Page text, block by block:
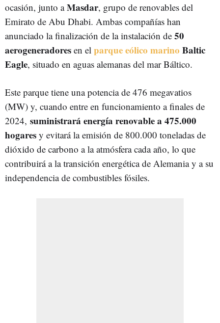
ocasión, junto aMasdar, grupo de renovables del
Emirato de Abu Dhabi. Ambas compañías han
anunciado la finalización de la instalación de 50
aerogeneradores en el parque eólico marino Baltic
Eagle, situado en aguas alemanas del mar Báltico.
Este parque tiene una potencia de 476 megavatios
(MW) y, cuando entre en funcionamiento a finales de
2024, suministrará energía renovable a 475.000
hogares y evitará la emisión de 800.000 toneladas de
dióxido de carbono a la atmósfera cada año, lo que
contribuirá a la transición energética de Alemania y a su
independencia de combustibles fósiles.